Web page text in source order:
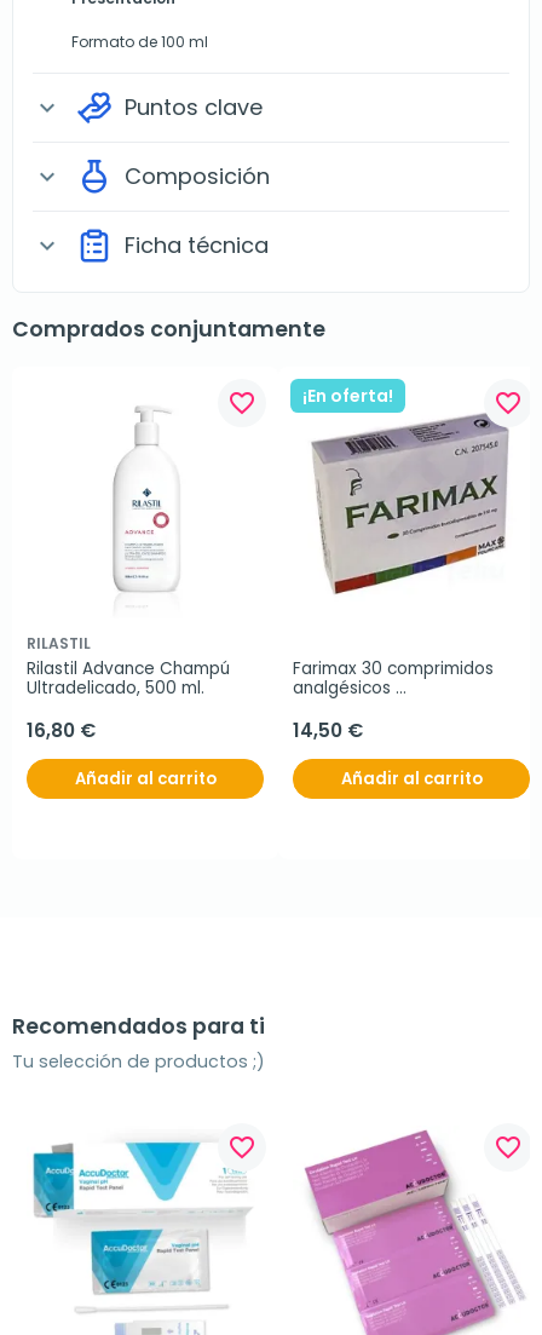
Formato de 100 ml
expand_more Puntos clave
expand_more Composición
expand_more Ficha técnica
Comprados conjuntamente
favorite_border
RILASTIL
Rilastil Advance Champú
Ultradelicado, 500 ml.
16,80 €
Añadir al carrito
¡En oferta! favorite_border
Farimax 30 comprimidos
analgésicos
14,50 €
Añadir al carrito
Recomendados para ti
Tu selección de productos ;)
favorite_border favorite_border